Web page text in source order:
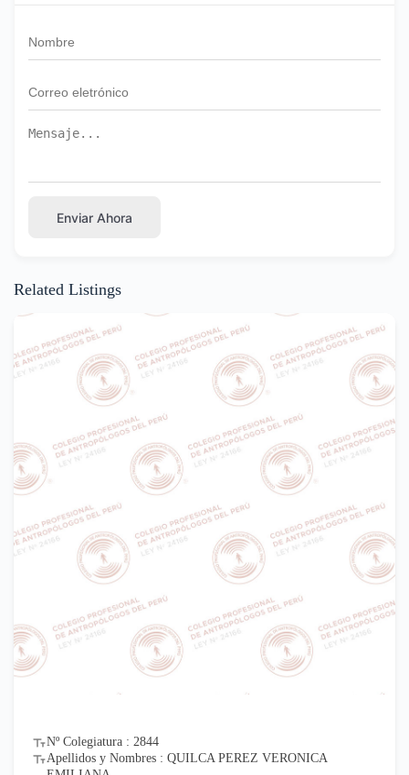
Enviar Ahora
Related Listings
Nº Colegiatura : 2844
Apellidos y Nombres : QUILCA PEREZ VERONICA